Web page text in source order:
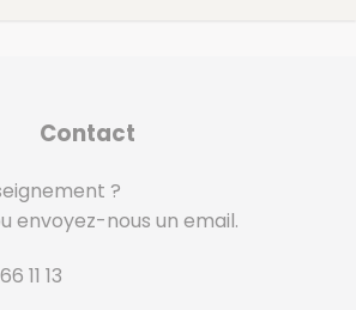
Contact
?
envoyez-nous un email.
11 13